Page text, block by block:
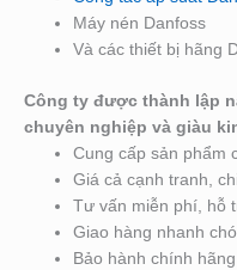
Máy nén Danfoss
Và các thiết bị hãng
Công ty được thành lập
chuyên nghiệp và giàu
Cung cấp sản phẩm
Giá cả cạnh tranh,
Tư vấn miễn phí, hỗ
Giao hàng nhanh
Bảo hành chính